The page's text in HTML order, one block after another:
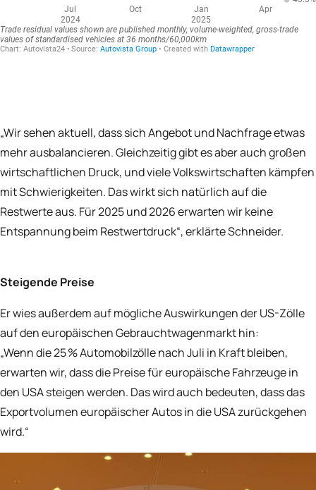
„Wir sehen aktuell, dass sich Angebot und Nachfrage etwas
mehr ausbalancieren. Gleichzeitig gibt es aber auch großen
wirtschaftlichen Druck, und viele Volkswirtschaften kämpfen
mit Schwierigkeiten. Das wirkt sich natürlich auf die
Restwerte aus. Für 2025 und 2026 erwarten wir keine
Entspannung beim Restwertdruck“, erklärte Schneider.
Steigende Preise
Er wies außerdem auf mögliche Auswirkungen der US-Zölle
auf den europäischen Gebrauchtwagenmarkt hin:
„Wenn die 25 % Automobilzölle nach Juli in Kraft bleiben,
erwarten wir, dass die Preise für europäische Fahrzeuge in
den USA steigen werden. Das wird auch bedeuten, dass das
Exportvolumen europäischer Autos in die USA zurückgehen
wird.“